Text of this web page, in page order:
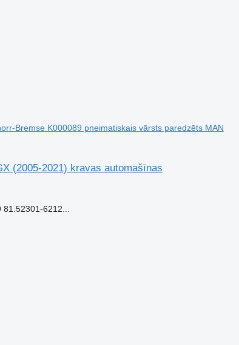
Bremse K000089 pneimatiskais vārsts paredzēts MAN
(2005-2021) kravas automašīnas
6212...